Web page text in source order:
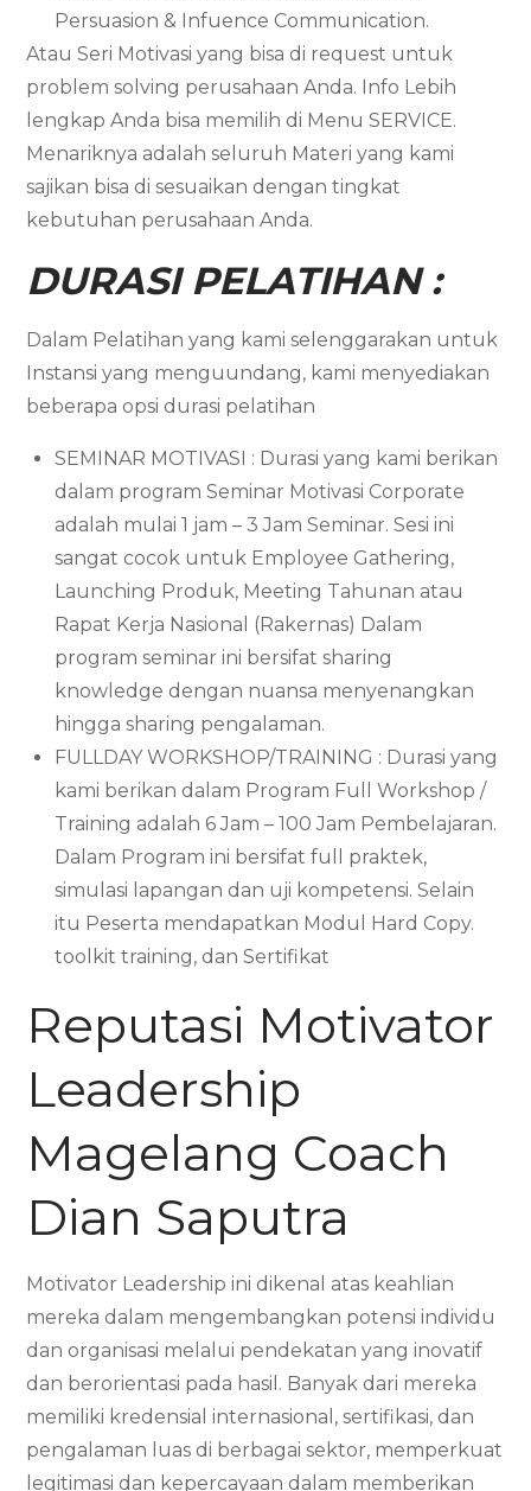
Persuasion & Infuence Communication.
Atau Seri Motivasi yang bisa di request untuk
problem solving perusahaan Anda. Info Lebih
lengkap Anda bisa memilih di Menu SERVICE.
Menariknya adalah seluruh Materi yang kami
sajikan bisa di sesuaikan dengan tingkat
kebutuhan perusahaan Anda.
DURASI PELATIHAN :
Dalam Pelatihan yang kami selenggarakan untuk
Instansi yang menguundang, kami menyediakan
beberapa opsi durasi pelatihan
SEMINAR MOTIVASI : Durasi yang kami berikan
dalam program Seminar Motivasi Corporate
adalah mulai 1 jam – 3 Jam Seminar. Sesi ini
sangat cocok untuk Employee Gathering,
Launching Produk, Meeting Tahunan atau
Rapat Kerja Nasional (Rakernas) Dalam
program seminar ini bersifat sharing
knowledge dengan nuansa menyenangkan
hingga sharing pengalaman.
FULLDAY WORKSHOP/TRAINING : Durasi yang
kami berikan dalam Program Full Workshop /
Training adalah 6 Jam – 100 Jam Pembelajaran.
Dalam Program ini bersifat full praktek,
simulasi lapangan dan uji kompetensi. Selain
itu Peserta mendapatkan Modul Hard Copy.
toolkit training, dan Sertifikat
Reputasi Motivator
Leadership
Magelang Coach
Dian Saputra
Motivator Leadership ini dikenal atas keahlian
mereka dalam mengembangkan potensi individu
dan organisasi melalui pendekatan yang inovatif
dan berorientasi pada hasil. Banyak dari mereka
memiliki kredensial internasional, sertifikasi, dan
pengalaman luas di berbagai sektor, memperkuat
legitimasi dan kepercayaan dalam memberikan